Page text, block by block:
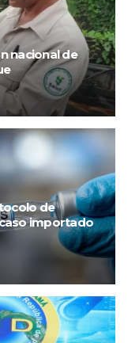
nacional de
de
importado